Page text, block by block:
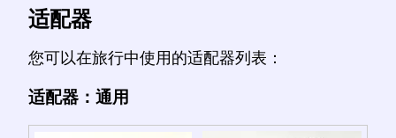
适配器
您可以在旅行中使用的适配器列表：
适配器：通用